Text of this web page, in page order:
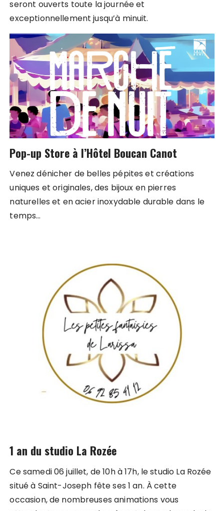
seront ouverts toute la journée et
exceptionnellement jusqu’à minuit.
Pop-up Store à l’Hôtel Boucan Canot
Venez dénicher de belles pépites et créations
uniques et originales, des bijoux en pierres
naturelles et en acier inoxydable durable dans le
temps…
1 an du studio La Rozée
Ce samedi 06 juillet, de 10h à 17h, le studio La Rozée
situé à Saint-Joseph fête ses 1 an. À cette
occasion, de nombreuses animations vous